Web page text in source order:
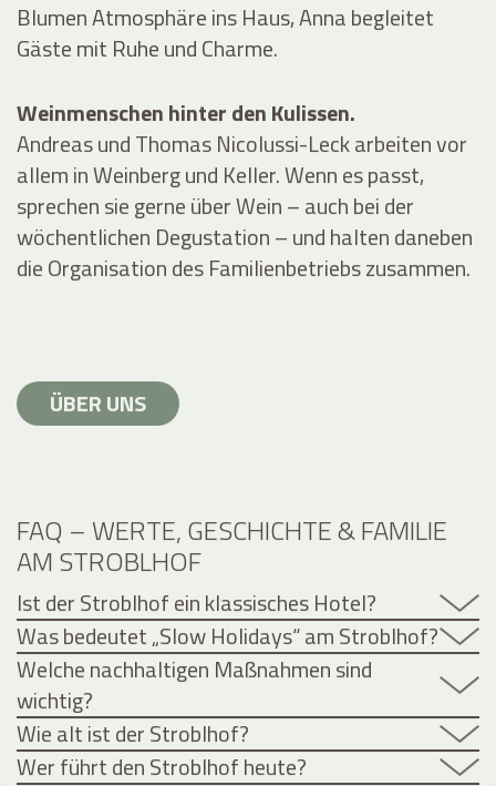
Blumen Atmosphäre ins Haus, Anna begleitet
Gäste mit Ruhe und Charme.
Weinmenschen hinter den Kulissen.
Andreas und Thomas Nicolussi-Leck arbeiten vor
allem in Weinberg und Keller. Wenn es passt,
sprechen sie gerne über Wein – auch bei der
wöchentlichen Degustation – und halten daneben
die Organisation des Familienbetriebs zusammen.
ÜBER UNS
FAQ – WERTE, GESCHICHTE & FAMILIE
AM STROBLHOF
Ist der Stroblhof ein klassisches Hotel?
Was bedeutet „Slow Holidays“ am Stroblhof?
Welche nachhaltigen Maßnahmen sind
wichtig?
Wie alt ist der Stroblhof?
Wer führt den Stroblhof heute?